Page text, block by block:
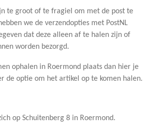
te groot of te fragiel om met de post te
we de verzendopties met PostNL
dat deze alleen af te halen zijn of
worden bezorgd.
ophalen in Roermond plaats dan hier je
de optie om het artikel op te komen halen.
op Schuitenberg 8 in Roermond.